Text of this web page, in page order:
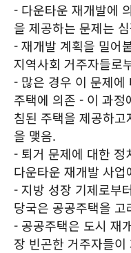
- 다운타운 재개발에
을 제공하는 문제는
- 재개발 계획을 밀어
지역사회 거주자들로
- 많은 경우 이 문제에
주택에 의존 - 이 과정
침된 주택을 제공하
을 맺음.
- 퇴거 문제에 대한 정
다운타운 재개발 사
- 지방 성장 기제로부
당국은 공공주택을 고
- 공공주택은 도시 재
장 빈곤한 거주자들